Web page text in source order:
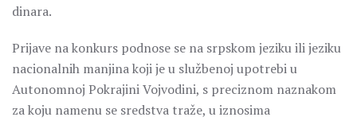
dinara.
Prijave na konkurs podnose se na srpskom jeziku ili jeziku
nacionalnih manjina koji je u službenoj upotrebi u
Autonomnoj Pokrajini Vojvodini, s preciznom naznakom
za koju namenu se sredstva traže, u iznosima